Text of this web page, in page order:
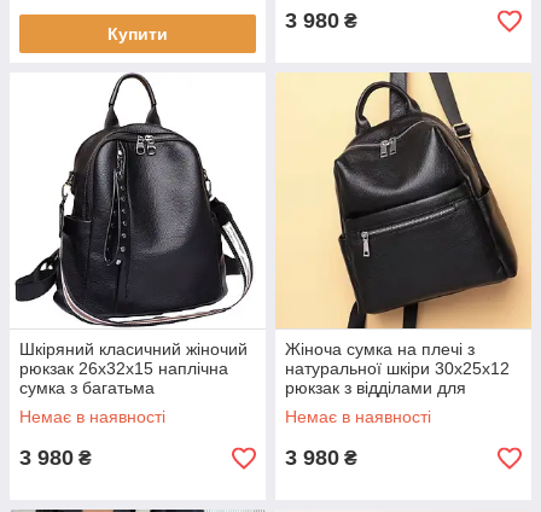
Купити
3 980 ₴
Шкіряний класичний жіночий
рюкзак 26х32х15 наплічна
сумка з багатьма
відділеннями чорна
натуральна шкіра новий
Немає в наявності
3 980 ₴
Жіноча сумка на плечі з
натуральної шкіри 30х25х12
рюкзак з відділами для
гаджетів чорна натуральна
шкіра
Немає в наявності
3 980 ₴